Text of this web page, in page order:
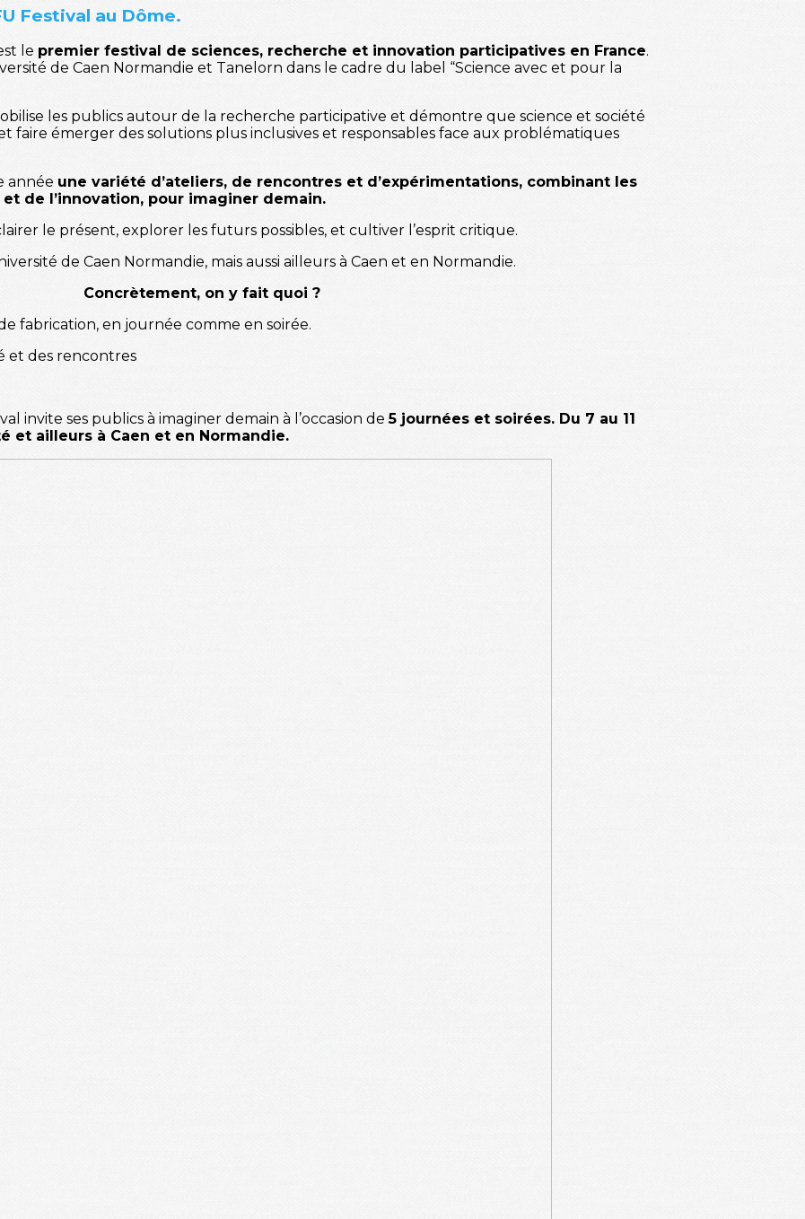
Festival au Dôme.
le premier festival de sciences, recherche et innovation participatives en France.
de Caen Normandie et Tanelorn dans le cadre du label “Science avec et pour la
les publics autour de la recherche participative et démontre que science et société
émerger des solutions plus inclusives et responsables face aux problématiques
année une variété d’ateliers, de rencontres et d’expérimentations, combinant les
de l’innovation, pour imaginer demain.
le présent, explorer les futurs possibles, et cultiver l’esprit critique.
de Caen Normandie, mais aussi ailleurs à Caen et en Normandie.
Concrètement, on y fait quoi ?
fabrication, en journée comme en soirée.
et des rencontres
invite ses publics à imaginer demain à l’occasion de5 journées et soirées. Du 7 au 11
et ailleurs à Caen et en Normandie.